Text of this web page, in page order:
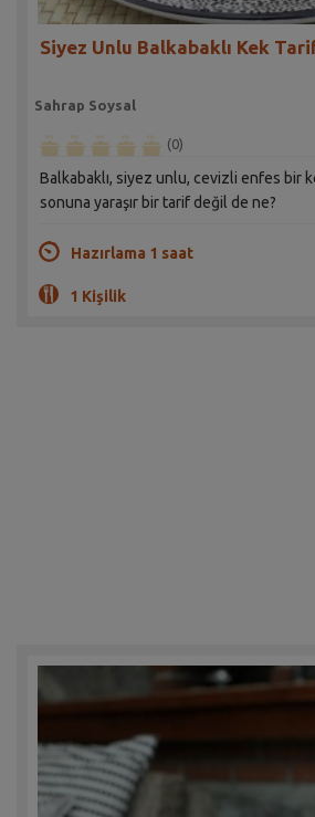
Siyez Unlu Balkabaklı Kek
Sahrap Soysal
(0)
Balkabaklı, siyez unlu, cevizli enfes bir
sonuna yaraşır bir tarif değil de ne?
Hazırlama 1 saat
1 Kişilik